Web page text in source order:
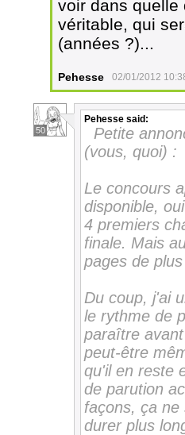
voir dans quelle
véritable, qui
(années ?)...
Pehesse 02/01/2012
50
Pehesse said:
Petite
(vous, quoi) :
Le concours
disponible,
4 premiers
finale. Mais
pages de
Du coup, j'ai
le rythme de
paraître
peut-être
qu'il en reste
de parution
façons, ça
durer plus